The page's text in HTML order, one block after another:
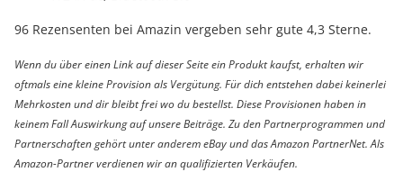
96 Rezensenten bei Amazin vergeben sehr gute 4,3 Sterne.
Wenn du über einen Link auf dieser Seite ein Produkt kaufst, erhalten wir
oftmals eine kleine Provision als Vergütung. Für dich entstehen dabei keinerlei
Mehrkosten und dir bleibt frei wo du bestellst. Diese Provisionen haben in
keinem Fall Auswirkung auf unsere Beiträge. Zu den Partnerprogrammen und
Partnerschaften gehört unter anderem eBay und das Amazon PartnerNet. Als
Amazon-Partner verdienen wir an qualifizierten Verkäufen.